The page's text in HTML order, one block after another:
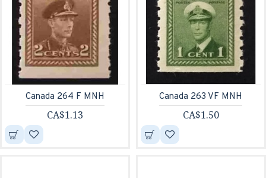
Canada 264 F MNH
CA$1.13
Canada 263 VF MNH
CA$1.50